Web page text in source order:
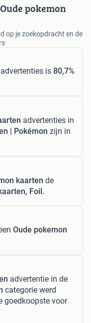
pokemon
op je zoekopdracht en de
advertenties is 80,7%
advertenties in
| Pokémon zijn in
kaarten de
Foil.
Oude pokemon
advertentie in de
categorie werd
goedkoopste voor